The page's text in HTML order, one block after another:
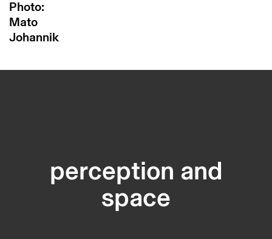
Photo:
Mato
Johannik
perception and
space